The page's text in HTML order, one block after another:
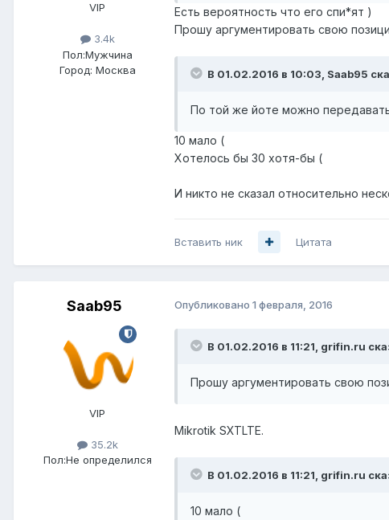
VIP
3.4k
Пол:Мужчина
Город: Москва
Есть вероятность что его спи*ят )
Прошу аргументировать свою
В 01.02.2016 в 10:03, Saab95
По той же йоте можно
10 мало (
Хотелось бы 30 хотя-бы (
И никто не сказал относительно
Вставить ник Цитата
Saab95
VIP
35.2k
Пол:Не определился
Опубликовано 1 февраля, 2016
В 01.02.2016 в 11:21, grifin.ru
Прошу аргументировать свою
Mikrotik SXTLTE.
В 01.02.2016 в 11:21, grifin.ru
10 мало (